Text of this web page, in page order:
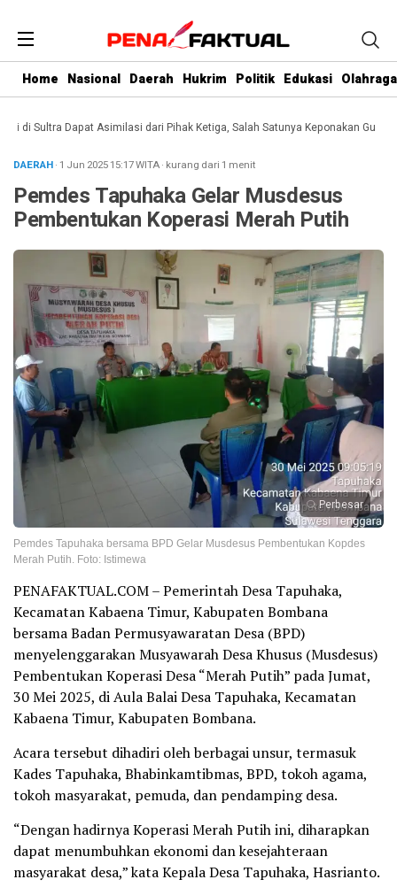
Home Nasional Daerah Hukrim Politik Edukasi Olahraga
Dapat Asimilasi dari Pihak Ketiga, Salah Satunya Keponakan Gubernur
DAERAH· 1 Jun 202515:17WITA· kurang dari 1 menit
Pemdes Tapuhaka Gelar Musdesus
Pembentukan Koperasi Merah Putih
Perbesar
Pemdes Tapuhaka bersama BPD Gelar Musdesus Pembentukan Kopdes
Merah Putih. Foto: Istimewa
PENAFAKTUAL.COM – Pemerintah Desa Tapuhaka,
Kecamatan Kabaena Timur, Kabupaten Bombana
bersama Badan Permusyawaratan Desa (BPD)
menyelenggarakan Musyawarah Desa Khusus (Musdesus)
Pembentukan Koperasi Desa “Merah Putih” pada Jumat,
30 Mei 2025, di Aula Balai Desa Tapuhaka, Kecamatan
Kabaena Timur, Kabupaten Bombana.
Acara tersebut dihadiri oleh berbagai unsur, termasuk
Kades Tapuhaka, Bhabinkamtibmas, BPD, tokoh agama,
tokoh masyarakat, pemuda, dan pendamping desa.
“Dengan hadirnya Koperasi Merah Putih ini, diharapkan
dapat menumbuhkan ekonomi dan kesejahteraan
masyarakat desa,” kata Kepala Desa Tapuhaka, Hasrianto.